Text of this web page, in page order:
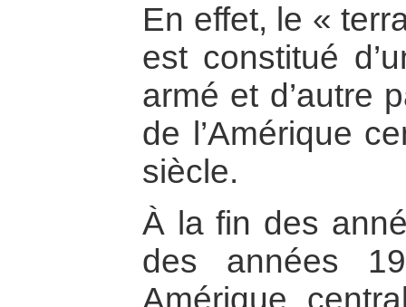
En effet, le «
est constitué
armé et d’autre
de l’Amérique
siècle.
À la fin des
des années
Amérique